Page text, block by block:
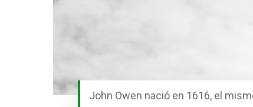
John Owen nació en 1616, el